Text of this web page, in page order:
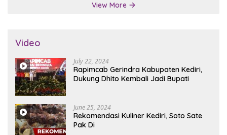
View More
Video
July 22, 2024
Rapimcab Gerindra Kabupaten Kediri,
Dukung Dhito Kembali Jadi Bupati
June 25, 2024
Rekomendasi Kuliner Kediri, Soto Sate
Pak Di